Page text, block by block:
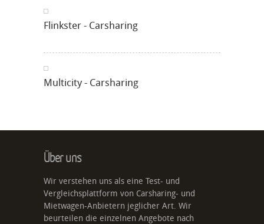
Flinkster - Carsharing
Multicity - Carsharing
Über uns
Wir verstehen uns als eine Test- und
Vergleichsplattform von Carsharing- und
Mietwagen-Anbietern jeglicher Art. Wir
beurteilen die einzelnen Angebote nach